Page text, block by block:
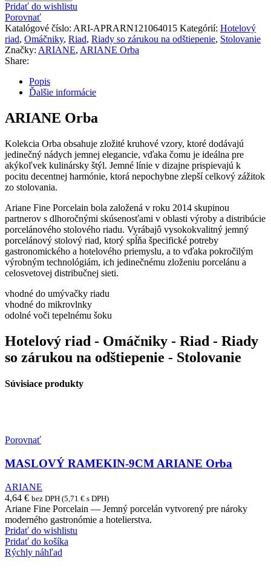
Pridať do wishlistu
Porovnať
Katalógové číslo: ARI-APRARN121064015 Kategórií: Hotelový
riad, Omáčniky, Riad, Riady so zárukou na odštiepenie, Stolovanie
Značky: ARIANE, ARIANE Orba
Share:
Popis
Ďalšie informácie
ARIANE Orba
Kolekcia Orba obsahuje zložité kruhové vzory, ktoré dodávajú
jedinečný nádych jemnej elegancie, vďaka čomu je ideálna pre
akýkoľvek kulinársky štýl. Jemné línie v dizajne prispievajú k
pocitu decentnej harmónie, ktorá nepochybne zlepší celkový zážitok
zo stolovania.
Ariane Fine Porcelain bola založená v roku 2014 skupinou
partnerov s dlhoročnými skúsenosťami v oblasti výroby a distribúcie
porcelánového stolového riadu. Vyrábajô vysokokvalitný jemný
porcelánový stolový riad, ktorý spĺňa špecifické potreby
gastronomického a hotelového priemyslu, a to vďaka pokročilým
výrobným technológiám, ich jedinečnému zloženiu porcelánu a
celosvetovej distribučnej sieti.
vhodné do umývačky riadu
vhodné do mikrovlnky
odolné voči tepelnému šoku
Hotelový riad - Omáčniky - Riad - Riady
so zárukou na odštiepenie - Stolovanie
Súvisiace produkty
Porovnať
MASLOVÝ RAMEKIN-9CM ARIANE Orba
ARIANE
4,64 € bez DPH (5,71 € s DPH)
Ariane Fine Porcelain — Jemný porcelán vytvorený pre nároky
moderného gastronómie a hotelierstva.
Pridať do wishlistu
Pridať do košíka
Rýchly náhľad